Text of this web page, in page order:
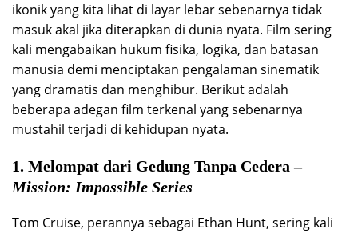
ikonik yang kita lihat di layar lebar sebenarnya tidak
masuk akal jika diterapkan di dunia nyata. Film sering
kali mengabaikan hukum fisika, logika, dan batasan
manusia demi menciptakan pengalaman sinematik
yang dramatis dan menghibur. Berikut adalah
beberapa adegan film terkenal yang sebenarnya
mustahil terjadi di kehidupan nyata.
1. Melompat dari Gedung Tanpa Cedera –
Mission: Impossible Series
Tom Cruise, perannya sebagai Ethan Hunt, sering kali